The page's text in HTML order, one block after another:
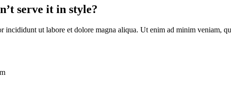
serve it in style?
incididunt ut labore et dolore magna aliqua. Ut enim ad minim veniam,